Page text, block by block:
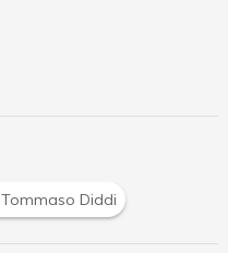
Tommaso Diddi